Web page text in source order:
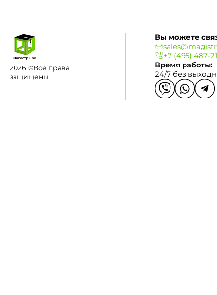
2026 ©Все права
защищены
Вы можете
+7 (495) 487-
Время работы:
24/7 без